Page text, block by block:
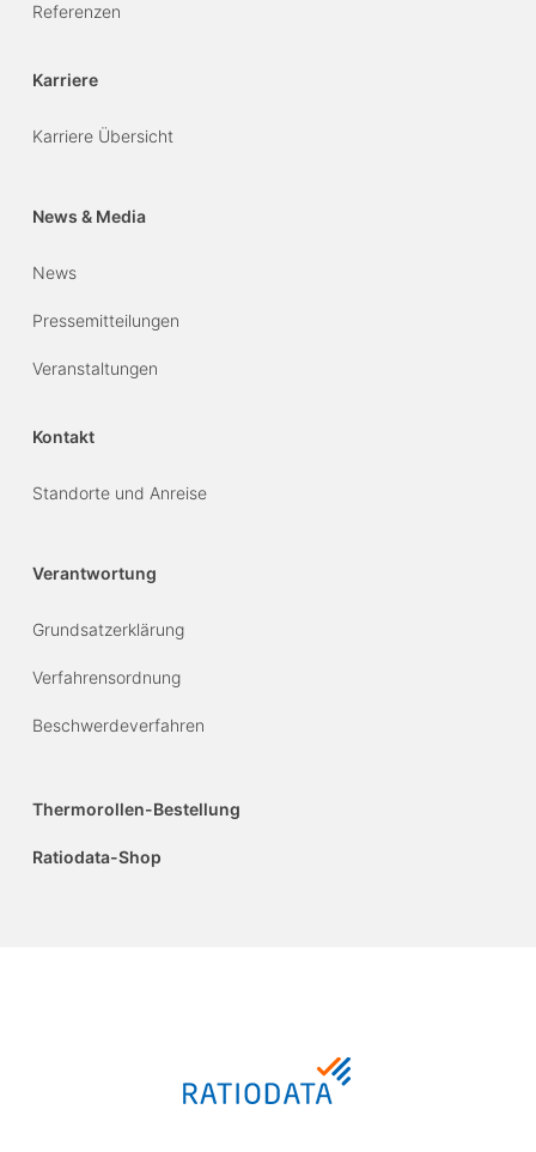
Referenzen
Karriere
Karriere Übersicht
News & Media
News
Pressemitteilungen
Veranstaltungen
Kontakt
Standorte und Anreise
Verantwortung
Grundsatzerklärung
Verfahrensordnung
Beschwerdeverfahren
Thermorollen-Bestellung
Ratiodata-Shop